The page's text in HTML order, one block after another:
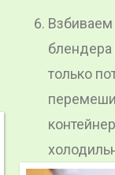
блендера
только